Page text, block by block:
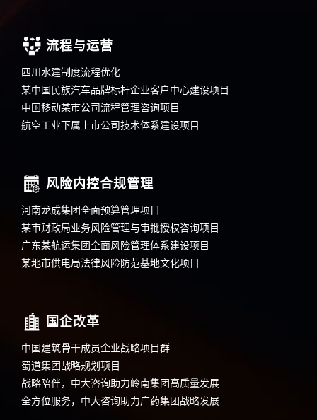
流程与运营
四川水建制度流程优化
某中国民族汽车品牌标杆企业客户中心建设项目
中国移动某市公司流程管理咨询项目
航空工业下属上市公司技术体系建设项目
风险内控合规管理
河南龙成集团全面预算管理项目
某市财政局业务风险管理与审批授权咨询项目
广东某航运集团全面风险管理体系建设项目
某地市供电局法律风险防范基地文化项目
国企改革
中国建筑骨干成员企业战略项目群
蜀道集团战略规划项目
战略陪伴，中大咨询助力岭南集团高质量发展
全方位服务，中大咨询助力广药集团战略发展